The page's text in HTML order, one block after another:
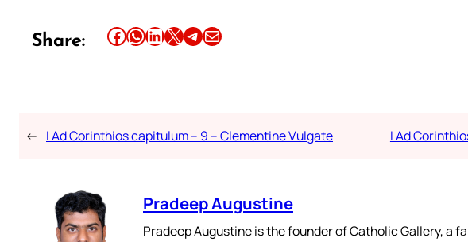
Share: Share this article on Facebook Share this article on WhatsApp Share this article on LinkedIn Share this article on X Share this article on TelegramEmail this Article
← I Ad Corinthios capitulum – 9 – Clementine Vulgate I Ad
Pradeep Augustine
Pradeep Augustine is the founder of Catholic Gallery, a